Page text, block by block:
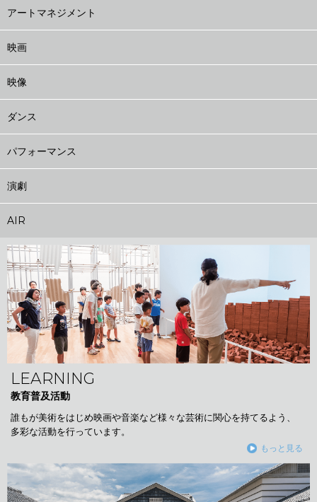
アートマネジメント
映画
映像
ダンス
パフォーマンス
演劇
AIR
LEARNING
教育普及活動
誰もが美術をはじめ映画や音楽など様々な芸術に関心を持てるよう、
多彩な活動を行っています。
もっと見る